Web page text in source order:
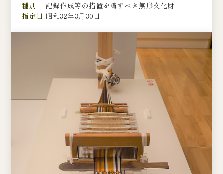
種別
記録作成等の措置を講ずべき無形文化財
指定日 昭和32年3月30日